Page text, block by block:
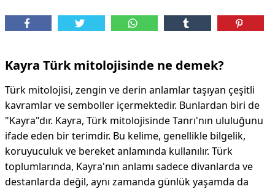
Kayra Türk mitolojisinde ne demek?
Türk mitolojisi, zengin ve derin anlamlar taşıyan çeşitli
kavramlar ve semboller içermektedir. Bunlardan biri de
"Kayra"dır. Kayra, Türk mitolojisinde Tanrı'nın ululuğunu
ifade eden bir terimdir. Bu kelime, genellikle bilgelik,
koruyuculuk ve bereket anlamında kullanılır. Türk
toplumlarında, Kayra'nın anlamı sadece divanlarda ve
destanlarda değil, aynı zamanda günlük yaşamda da